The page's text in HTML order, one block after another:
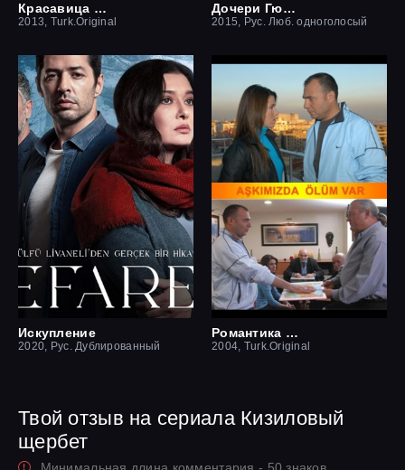
Красавица и чудовище
2013, Turk.Original
Дочери Гюнеш
2015, Рус. Люб. одноголосый
Искупление
2020, Рус. Дублированный
Романтика смерти
2004, Turk.Original
Твой отзыв на сериала Кизиловый
щербет